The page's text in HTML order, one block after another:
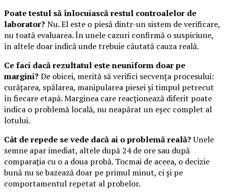
Poate testul să înlocuiască restul controalelor de
laborator? Nu. El este o piesă dintr-un sistem de verificare,
nu toată evaluarea. În unele cazuri confirmă o suspiciune,
în altele doar indică unde trebuie căutată cauza reală.
Ce faci dacă rezultatul este neuniform doar pe
margini? De obicei, merită să verifici secvența procesului:
curățarea, spălarea, manipularea piesei și timpul petrecut
în fiecare etapă. Marginea care reacționează diferit poate
indica o problemă locală, nu neapărat un eșec complet al
lotului.
Cât de repede se vede dacă ai o problemă reală?Unele
semne apar imediat, altele după 24 de ore sau după
comparația cu o a doua probă. Tocmai de aceea, o decizie
bună nu se bazează doar pe primul minut, ci și pe
comportamentul repetat al probelor.